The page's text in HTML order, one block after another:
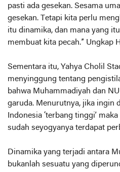
pasti ada gesekan. Sesama
gesekan. Tetapi kita perlu
itu dinamika, dan mana yang
membuat kita pecah.” Ungkap
Sementara itu, Yahya Cholil
menyinggung tentang
bahwa Muhammadiyah dan
garuda. Menurutnya, jika ingin
Indonesia ‘terbang tinggi’
sudah seyogyanya terdapat
Dinamika yang terjadi antara
bukanlah sesuatu yang